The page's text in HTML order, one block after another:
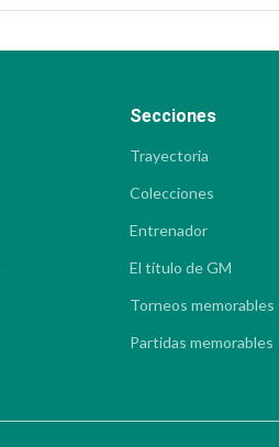
Secciones
Trayectoria
Colecciones
Entrenador
El título de GM
Torneos memorables
Partidas memorables